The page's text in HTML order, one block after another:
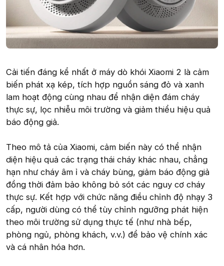
Cải tiến đáng kể nhất ở máy dò khói Xiaomi 2 là cảm
biến phát xạ kép, tích hợp nguồn sáng đỏ và xanh
lam hoạt động cùng nhau để nhận diện đám cháy
thực sự, lọc nhiễu môi trường và giảm thiểu hiệu quả
báo động giả.
Theo mô tả của Xiaomi, cảm biến này có thể nhận
diện hiệu quả các trạng thái cháy khác nhau, chẳng
hạn như cháy âm ỉ và cháy bùng, giảm báo động giả
đồng thời đảm bảo không bỏ sót các nguy cơ cháy
thực sự. Kết hợp với chức năng điều chỉnh độ nhạy 3
cấp, người dùng có thể tùy chỉnh ngưỡng phát hiện
theo môi trường sử dụng thực tế (như nhà bếp,
phòng ngủ, phòng khách, v.v.) để bảo vệ chính xác
và cá nhân hóa hơn.